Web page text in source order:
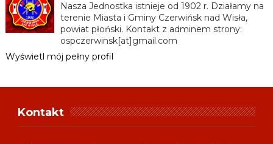
Nasza Jednostka istnieje od 1902 r. Działamy na
terenie Miasta i Gminy Czerwińsk nad Wisła,
powiat płoński. Kontakt z adminem strony:
ospczerwinsk[at]gmail.com
Wyświetl mój pełny profil
Kontakt